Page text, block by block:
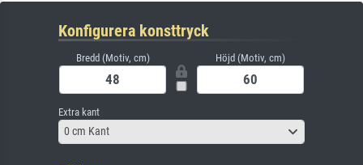
Konfigurera konsttryck
Bredd (Motiv, cm) Höjd (Motiv, cm)
Extra kant
0 cm Kant